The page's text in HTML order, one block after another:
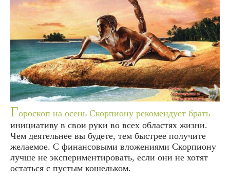
Гороскоп на осень Скорпиону рекомендует брать
инициативу в свои руки во всех областях жизни.
Чем деятельнее вы будете, тем быстрее получите
желаемое. С финансовыми вложениями Скорпиону
лучше не экспериментировать, если они не хотят
остаться с пустым кошельком.